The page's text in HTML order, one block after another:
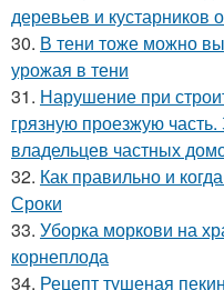
деревьев и кустарников
30. В тени тоже можно
урожая в тени
31. Нарушение при
грязную проезжую
владельцев частных
32. Как правильно и
Сроки
33. Уборка моркови на
корнеплода
34. Рецепт тушеная